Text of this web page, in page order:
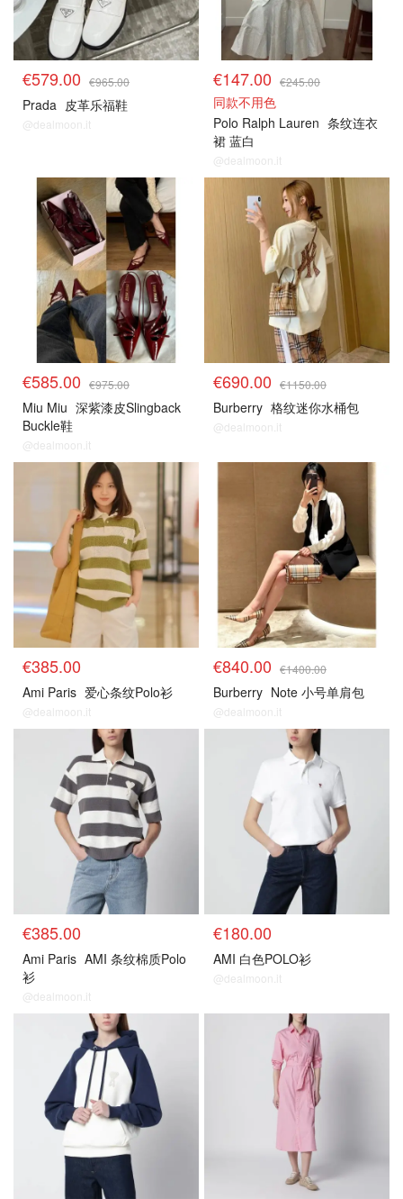
€579.00 €965.00
Prada 皮革乐福鞋
@dealmoon.it
€147.00 €245.00
同款不用色
Polo Ralph Lauren 条纹连衣
裙 蓝白
@dealmoon.it
€585.00 €975.00
Miu Miu 深紫漆皮Slingback
Buckle鞋
@dealmoon.it
€690.00 €1150.00
Burberry 格纹迷你水桶包
@dealmoon.it
€385.00
Ami Paris 爱心条纹Polo衫
@dealmoon.it
€840.00 €1400.00
Burberry Note 小号单肩包
@dealmoon.it
€385.00
Ami Paris AMI 条纹棉质Polo
衫
@dealmoon.it
€180.00
AMI 白色POLO衫
@dealmoon.it